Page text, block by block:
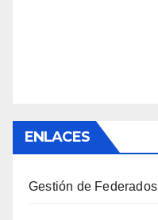
ENLACES
Gestión de Federados